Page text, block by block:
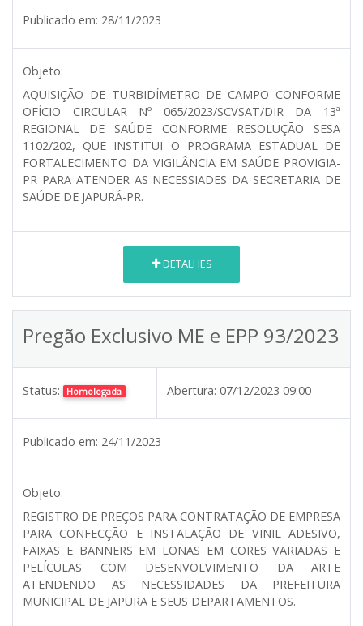
Publicado em: 28/11/2023
Objeto:
AQUISIÇÃO DE TURBIDÍMETRO DE CAMPO CONFORME
OFÍCIO CIRCULAR Nº 065/2023/SCVSAT/DIR DA 13ª
REGIONAL DE SAÚDE CONFORME RESOLUÇÃO SESA
1102/202, QUE INSTITUI O PROGRAMA ESTADUAL DE
FORTALECIMENTO DA VIGILÂNCIA EM SAÚDE PROVIGIA-
PR PARA ATENDER AS NECESSIADES DA SECRETARIA DE
SAÚDE DE JAPURÁ-PR.
DETALHES
Pregão Exclusivo ME e EPP 93/2023
Status: Homologada Abertura: 07/12/2023 09:00
Publicado em: 24/11/2023
Objeto:
REGISTRO DE PREÇOS PARA CONTRATAÇÃO DE EMPRESA
PARA CONFECÇÃO E INSTALAÇÃO DE VINIL ADESIVO,
FAIXAS E BANNERS EM LONAS EM CORES VARIADAS E
PELÍCULAS COM DESENVOLVIMENTO DA ARTE
ATENDENDO AS NECESSIDADES DA PREFEITURA
MUNICIPAL DE JAPURA E SEUS DEPARTAMENTOS.